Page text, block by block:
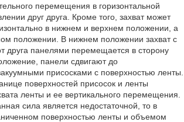
перемещения в горизонтальной
друг друга. Кроме того, захват может
в нижнем и верхнем положении, а
положении. В нижнем положении захват с
друга панелями перемещается в сторону
панели сдвигают до
присосками с поверхностью ленты.
поверхностей присосок и ленты
ленты и ее вертикального перемещения.
сила является недостаточной, то в
поверхностью ленты и объемом